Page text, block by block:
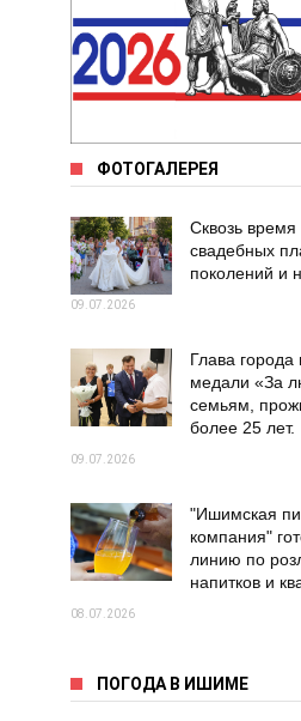
ФОТОГАЛЕРЕЯ
Сквозь время
свадебных
поколений и
09.07.2026
Глава
медали «За
семьям,
более 25 лет.
09.07.2026
"Ишимская
компания"
линию по
напитков и
08.07.2026
ПОГОДА В ИШИМЕ